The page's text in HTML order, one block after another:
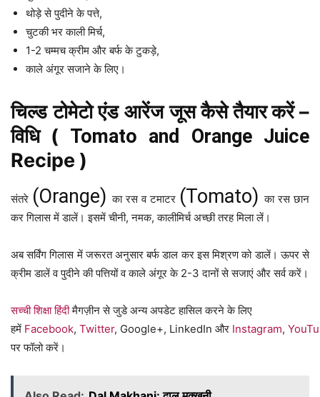
थोड़े से पुदीने के पत्ते,
चुटकी भर काली मिर्च,
1-2 चम्मच क्रीम और बर्फ के टुकड़े,
काले अंगूर सजाने के लिए।
चिल्ड टोमेटो एंड आरेंज जूसकैसे तैयार करें –
विधि ( Tomato and Orange Juice
Recipe )
संतरे (Orange)का रस व टमाटर (Tomato)का रस छान
कर गिलास में डालें। इसमें चीनी, नमक, कालीमिर्च अच्छी तरह मिला लें।
अब सर्विंग गिलास में जरूरत अनुसार बर्फ डाल कर इस मिश्रण को डालें। ऊपर से
क्रीम डालें व पुदीने की पत्तियों व काले अंगूर के 2-3 दानों से सजाएं और सर्व करें।
सच्ची शिक्षा हिंदीमैगज़ीन से जुडे अन्य अपडेट हासिल करने के लिए
हमें Facebook, Twitter, Google+, LinkedIn और Instagram,
पर फॉलो करें।